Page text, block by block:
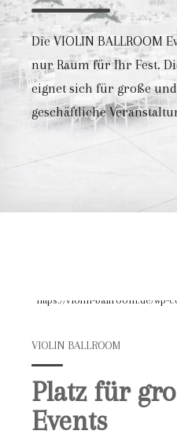
Die VIOLIN BALLROOM
nur Raum für Ihr Fest.
eignet sich für große
geschäftliche
VIOLIN BALLROOM
Platz für
Events